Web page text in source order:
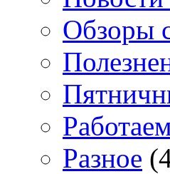
Обзоры
Разное